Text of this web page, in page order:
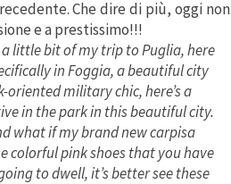
Che dire di più, oggi non
e a prestissimo!!!
little bit of my trip to Puglia, here
in Foggia, a beautiful city
military chic, here’s a
in the park in this beautiful city.
what if my brand new carpisa
colorful pink shoes that you have
to dwell, it’s better see these